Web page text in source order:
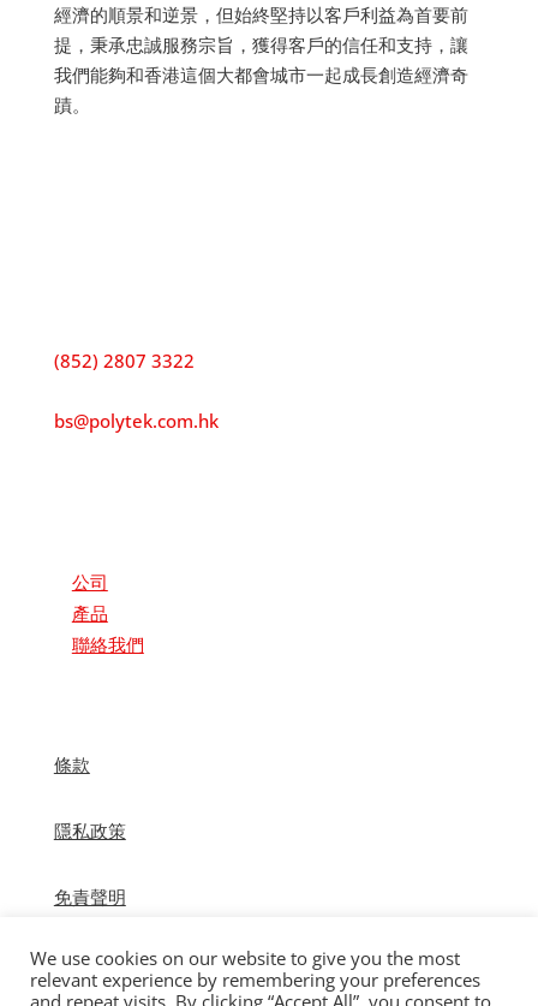
經濟的順景和逆景，但始終堅持以客戶利益為首要前
提，秉承忠誠服務宗旨，獲得客戶的信任和支持，讓
我們能夠和香港這個大都會城市一起成長創造經濟奇
蹟。
(852) 2807 3322
bs@polytek.com.hk
公司
產品
聯絡我們
條款
隱私政策
免責聲明
We use cookies on our website to give you the most
relevant experience by remembering your preferences
and repeat visits. By clicking “Accept All”, you consent to